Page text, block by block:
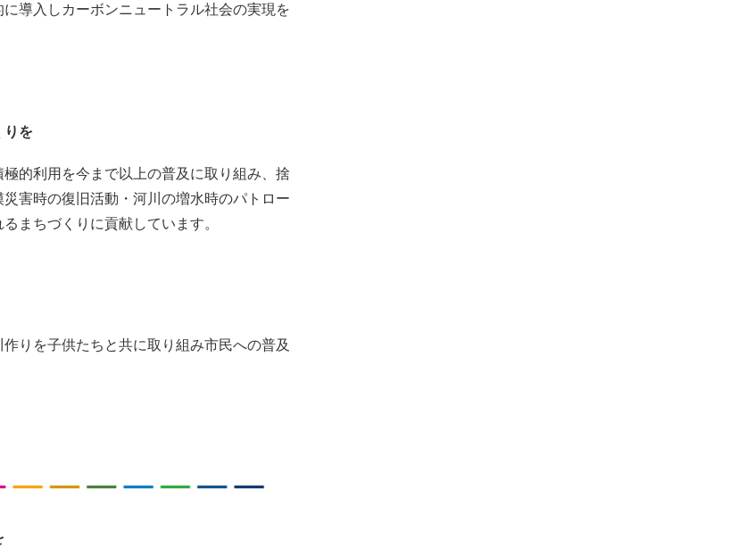
導入しカーボンニュートラル社会の実現を
を
的利用を今まで以上の普及に取り組み、捨
害時の復旧活動・河川の増水時のパトロー
まちづくりに貢献しています。
りを子供たちと共に取り組み市民への普及